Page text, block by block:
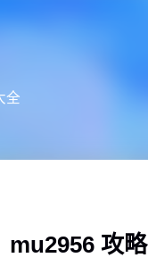
全
mu2956 攻略